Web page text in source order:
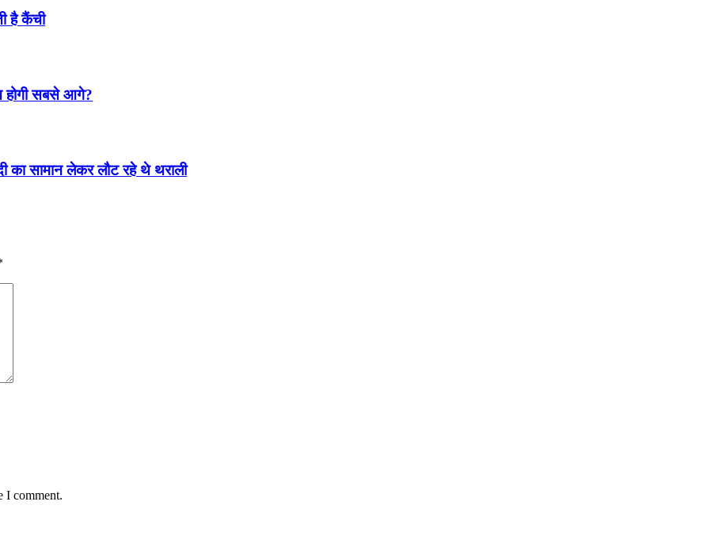
है कैंची
होगी सबसे आगे?
का सामान लेकर लौट रहे थे थराली
I comment.